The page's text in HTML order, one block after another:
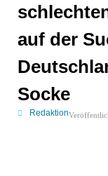
auf der
Socke
Redaktion